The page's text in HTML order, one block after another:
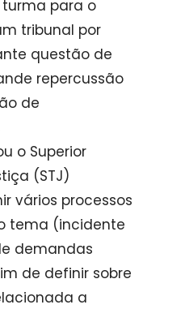
para o
tribunal por
questão de
repercussão
de
o Superior
(STJ)
vários processos
tema (incidente
demandas
de definir sobre
a